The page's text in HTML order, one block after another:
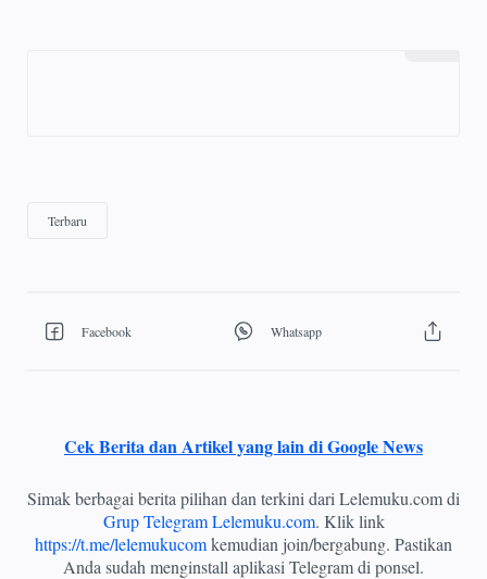
Cek Berita dan Artikel yang lain di Google News
Simak berbagai berita pilihan dan terkini dari Lelemuku.com di
Grup Telegram Lelemuku.com. Klik link
https://t.me/lelemukucomkemudian join/bergabung. Pastikan
Anda sudah menginstall aplikasi Telegram di ponsel.